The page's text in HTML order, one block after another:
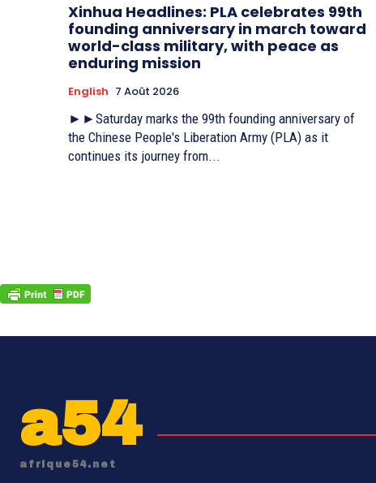
Xinhua Headlines: PLA celebrates 99th
founding anniversary in march toward
world-class military, with peace as
enduring mission
English 7 Août 2026
►►Saturday marks the 99th founding anniversary of
the Chinese People's Liberation Army (PLA) as it
continues its journey from...
a54
afrique54.net